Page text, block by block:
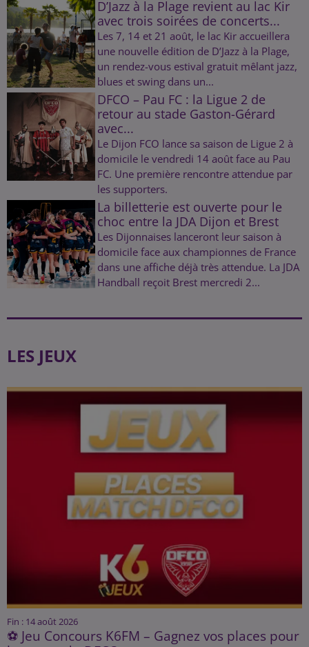
D’Jazz à la Plage revient au lac Kir
avec trois soirées de concerts...
Les 7, 14 et 21 août, le lac Kir accueillera
une nouvelle édition de D’Jazz à la Plage,
un rendez-vous estival gratuit mêlant jazz,
blues et swing dans un...
DFCO – Pau FC : la Ligue 2 de
retour au stade Gaston-Gérard
avec...
Le Dijon FCO lance sa saison de Ligue 2 à
domicile le vendredi 14 août face au Pau
FC. Une première rencontre attendue par
les supporters.
La billetterie est ouverte pour le
choc entre la JDA Dijon et Brest
Les Dijonnaises lanceront leur saison à
domicile face aux championnes de France
dans une affiche déjà très attendue. La JDA
Handball reçoit Brest mercredi 2...
LES JEUX
Fin : 14 août 2026
⚽ Jeu Concours K6FM – Gagnez vos places pour